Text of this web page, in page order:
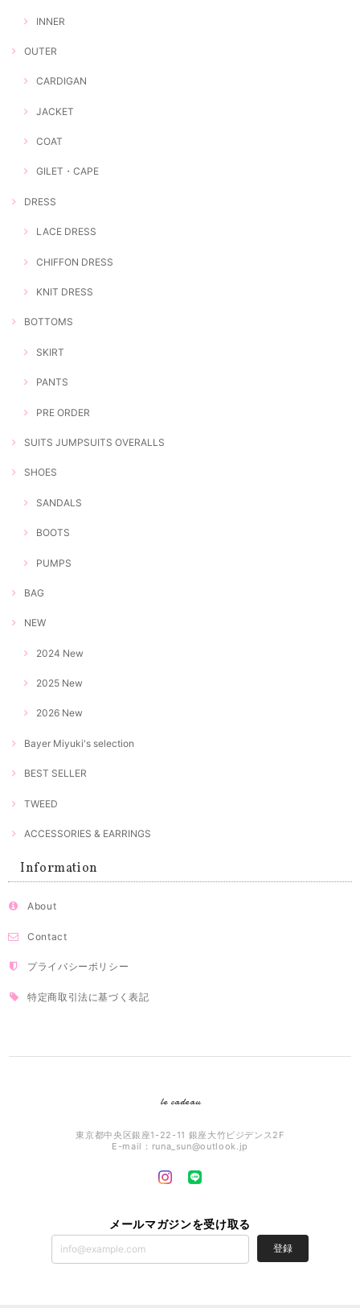
INNER
OUTER
CARDIGAN
JACKET
COAT
GILET・CAPE
DRESS
LACE DRESS
CHIFFON DRESS
KNIT DRESS
BOTTOMS
SKIRT
PANTS
PRE ORDER
SUITS JUMPSUITS OVERALLS
SHOES
SANDALS
BOOTS
PUMPS
BAG
NEW
2024 New
2025 New
2026 New
Bayer Miyuki's selection
BEST SELLER
TWEED
ACCESSORIES & EARRINGS
Information
About
Contact
プライバシーポリシー
特定商取引法に基づく表記
le cadeau
東京都中央区銀座1-22-11 銀座大竹ビジデンス2F
E-mail： runa_sun@outlook.jp
メールマガジンを受け取る
登録